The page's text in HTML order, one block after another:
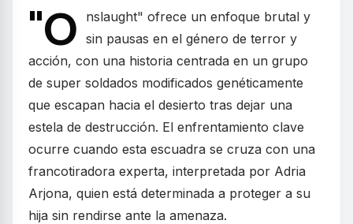
"O
nslaught" ofrece un enfoque brutal y
sin pausas en el género de terror y
acción, con una historia centrada en un grupo
de super soldados modificados genéticamente
que escapan hacia el desierto tras dejar una
estela de destrucción. El enfrentamiento clave
ocurre cuando esta escuadra se cruza con una
francotiradora experta, interpretada por Adria
Arjona, quien está determinada a proteger a su
hija sin rendirse ante la amenaza.